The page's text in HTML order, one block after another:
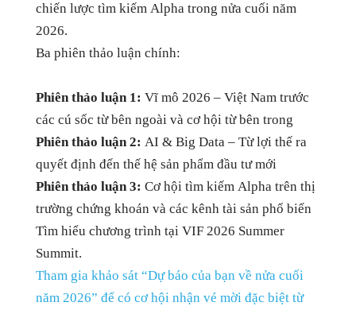
chiến lược tìm kiếm Alpha trong nửa cuối năm
2026.
Ba phiên thảo luận chính:
Phiên thảo luận 1: Vĩ mô 2026 – Việt Nam trước
các cú sốc từ bên ngoài và cơ hội từ bên trong
Phiên thảo luận 2: AI & Big Data – Từ lợi thế ra
quyết định đến thế hệ sản phẩm đầu tư mới
Phiên thảo luận 3: Cơ hội tìm kiếm Alpha trên thị
trường chứng khoán và các kênh tài sản phổ biến
Tìm hiểu chương trình tại VIF 2026 Summer
Summit.
Tham gia khảo sát “Dự báo của bạn về nửa cuối
năm 2026” để có cơ hội nhận vé mời đặc biệt từ